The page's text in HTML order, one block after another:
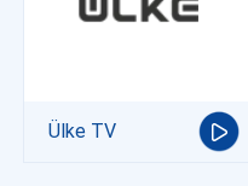
Ülke TV